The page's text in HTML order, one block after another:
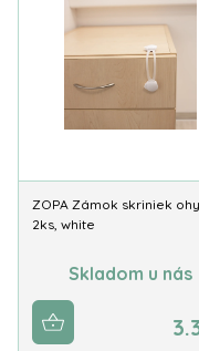
ZOPA Zámok skriniek
2ks, white
Skladom u nás